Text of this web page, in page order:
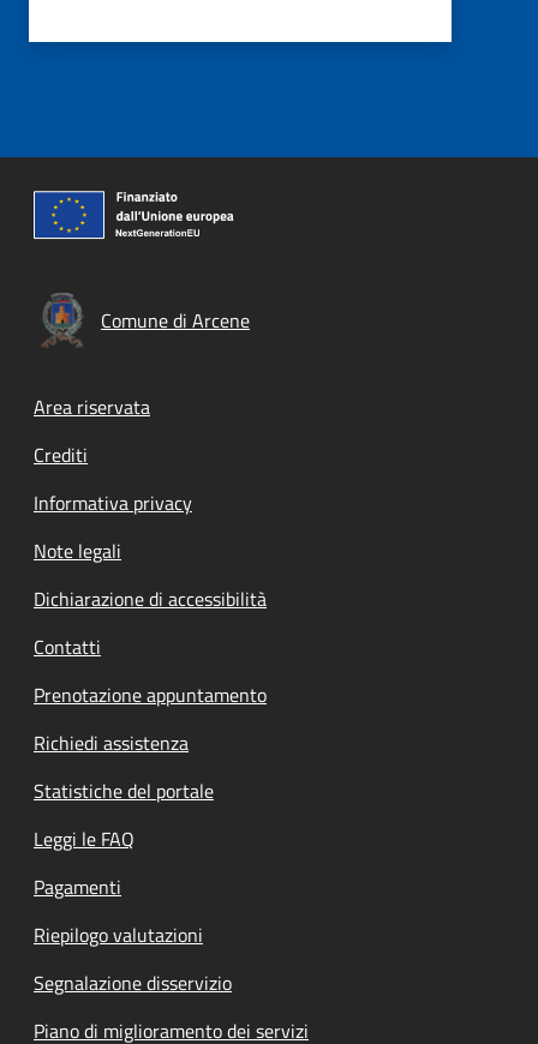
Comune di Arcene
Footer menu
Area riservata
Crediti
Informativa privacy
Note legali
Dichiarazione di accessibilità
Contatti
Prenotazione appuntamento
Richiedi assistenza
Statistiche del portale
Leggi le FAQ
Pagamenti
Riepilogo valutazioni
Segnalazione disservizio
Piano di miglioramento dei servizi